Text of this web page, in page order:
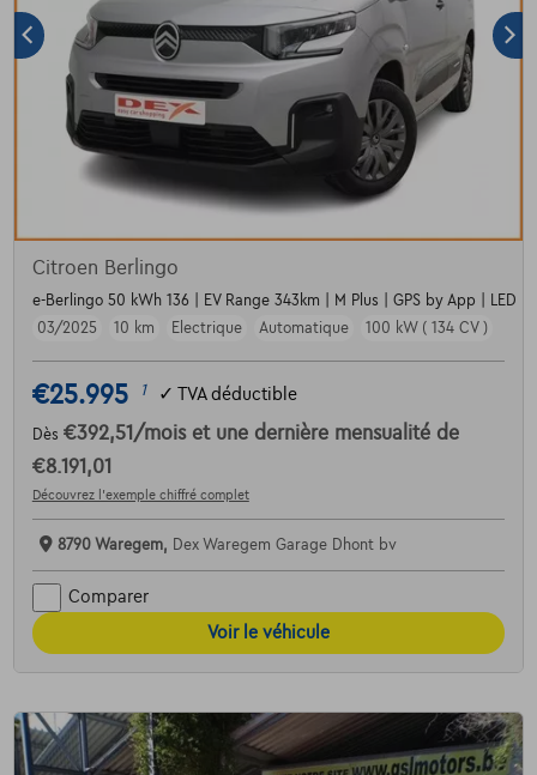
Citroen Berlingo
e-Berlingo 50 kWh 136 | EV Range 343km | M Plus | GPS by App | LED
03/2025
10 km Electrique Automatique 100 kW ( 134 CV )
€25.995 1 ✓ TVA déductible
Dès €392,51 /mois et une dernière mensualité de
€8.191,01
Découvrez l’exemple chiffré complet
8790 Waregem, Dex Waregem Garage Dhont bv
Comparer
Voir le véhicule